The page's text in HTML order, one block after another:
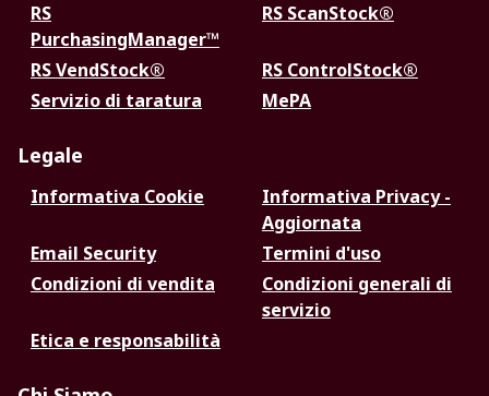
RS
PurchasingManager™
RS ScanStock®
RS VendStock®
RS ControlStock®
Servizio di taratura
MePA
Legale
Informativa Cookie
Informativa Privacy -
Aggiornata
Email Security
Termini d'uso
Condizioni di vendita
Condizioni generali di
servizio
Etica e responsabilità